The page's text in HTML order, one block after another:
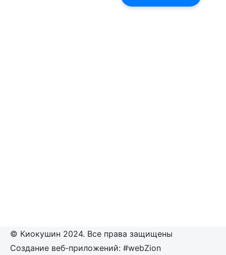
© Киокушин 2024. Все права защищены
Создание веб-приложений: #webZion